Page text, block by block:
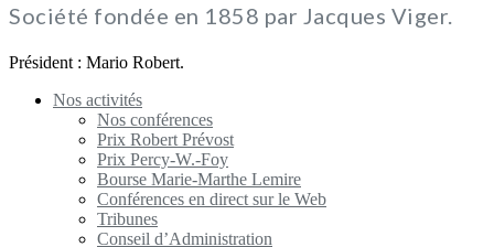
Société fondée en 1858 par Jacques Viger.
Président : Mario Robert.
Nos activités
Nos conférences
Prix Robert Prévost
Prix Percy-W.-Foy
Bourse Marie-Marthe Lemire
Conférences en direct sur le Web
Tribunes
Conseil d’Administration